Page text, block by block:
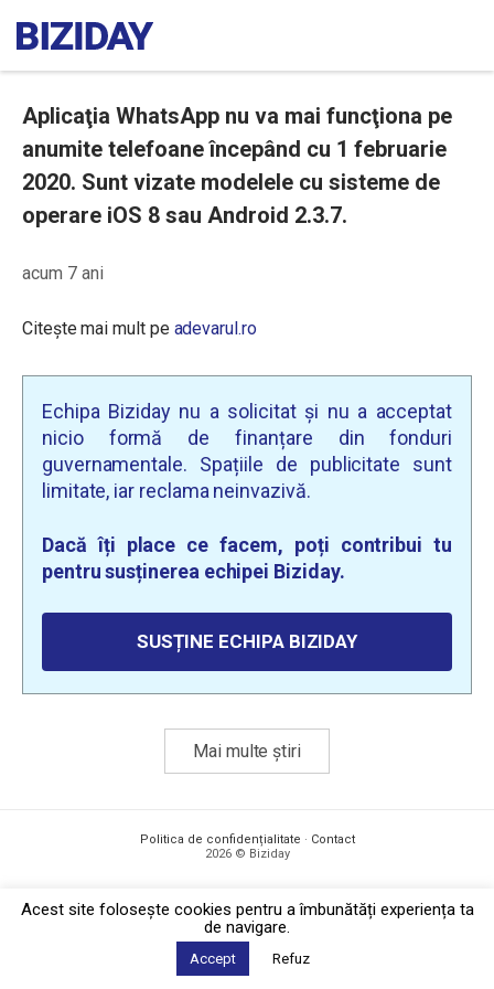
Aplicaţia WhatsApp nu va mai funcţiona pe
anumite telefoane începând cu 1 februarie
2020. Sunt vizate modelele cu sisteme de
operare iOS 8 sau Android 2.3.7.
acum 7 ani
Citește mai mult pe adevarul.ro
Echipa Biziday nu a solicitat și nu a acceptat
nicio formă de finanțare din fonduri
guvernamentale. Spațiile de publicitate sunt
limitate, iar reclama neinvazivă.
Dacă îți place ce facem, poți contribui tu
pentru susținerea echipei Biziday.
SUSȚINE ECHIPA BIZIDAY
Mai multe știri
Politica de confidențialitate · Contact
2026 © Biziday
Acest site foloseşte cookies pentru a îmbunătăți experiența ta
de navigare.
Accept Refuz